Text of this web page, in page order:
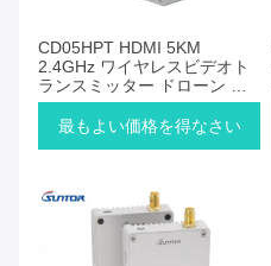
CD05HPT HDMI 5KM
2.4GHz ワイヤレスビデオト
ランスミッター ドローン デ
ータリンク ラジオ
最もよい価格を得なさい